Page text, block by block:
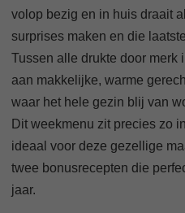
volop bezig en in huis draait
surprises maken en die
Tussen alle drukte door merk
aan makkelijke, warme
waar het hele gezin blij van
Dit weekmenu zit precies zo
ideaal voor deze gezellige
twee bonusrecepten die
jaar.